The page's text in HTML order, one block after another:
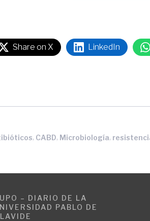
Share on X LinkedIn
, CABD, Microbiología,
– DIARIO DE LA
PABLO DE